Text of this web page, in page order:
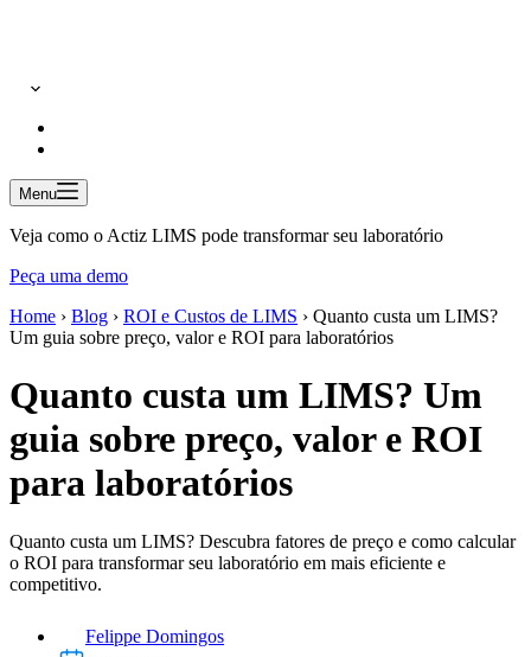
Menu
Veja como o Actiz LIMS pode transformar seu laboratório
Peça uma demo
Home › Blog › ROI e Custos de LIMS › Quanto custa um LIMS?
Um guia sobre preço, valor e ROI para laboratórios
Quanto custa um LIMS? Um
guia sobre preço, valor e ROI
para laboratórios
Quanto custa um LIMS? Descubra fatores de preço e como calcular
o ROI para transformar seu laboratório em mais eficiente e
competitivo.
Felippe Domingos